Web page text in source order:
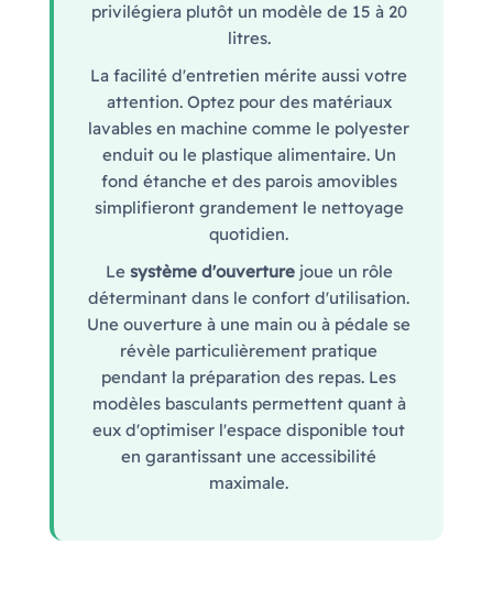
privilégiera plutôt un modèle de 15 à 20
litres.
La facilité d'entretien mérite aussi votre
attention. Optez pour des matériaux
lavables en machine comme le polyester
enduit ou le plastique alimentaire. Un
fond étanche et des parois amovibles
simplifieront grandement le nettoyage
quotidien.
Le système d'ouverturejoue un rôle
déterminant dans le confort d'utilisation.
Une ouverture à une main ou à pédale se
révèle particulièrement pratique
pendant la préparation des repas. Les
modèles basculants permettent quant à
eux d'optimiser l'espace disponible tout
en garantissant une accessibilité
maximale.